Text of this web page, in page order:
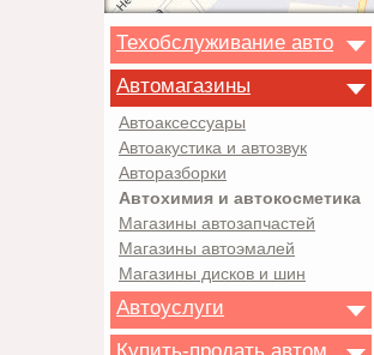
Техобслуживание авто
Автомагазины
Автоаксессуары
Автоакустика и автозвук
Авторазборки
Автохимия и автокосметика
Магазины автозапчастей
Магазины автоэмалей
Магазины дисков и шин
Автоуслуги
Купить-продать автомобиль